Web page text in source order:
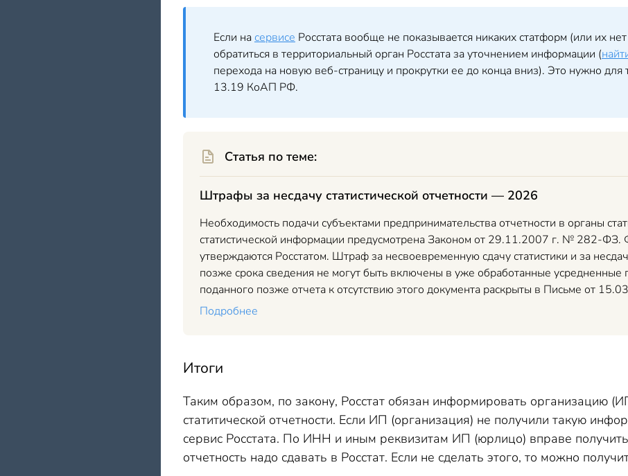
Если на сервисе Росстата вообще не показывается никаких статформ (или их
обратиться в территориальный орган Росстата за уточнением информации (
перехода на новую веб-страницу и прокрутки ее до конца вниз). Это нужно
13.19 КоАП РФ.
Статья по теме:
Штрафы за несдачу статистической отчетности — 2026
Необходимость подачи субъектами предпринимательства отчетности в органы
статистической информации предусмотрена Законом от 29.11.2007 г. № 282-ФЗ.
утверждаются Росстатом. Штраф за несвоевременную сдачу статистики и за
позже срока сведения не могут быть включены в уже обработанные усредненные
поданного позже отчета к отсутствию этого документа раскрыты в Письме от
Подробнее
Итоги
Таким образом, по закону, Росстат обязан информировать организацию
статитической отчетности. Если ИП (организация) не получили такую
сервис Росстата. По ИНН и иным реквизитам ИП (юрлицо) вправе
отчетность надо сдавать в Росстат. Если не сделать этого, то можно